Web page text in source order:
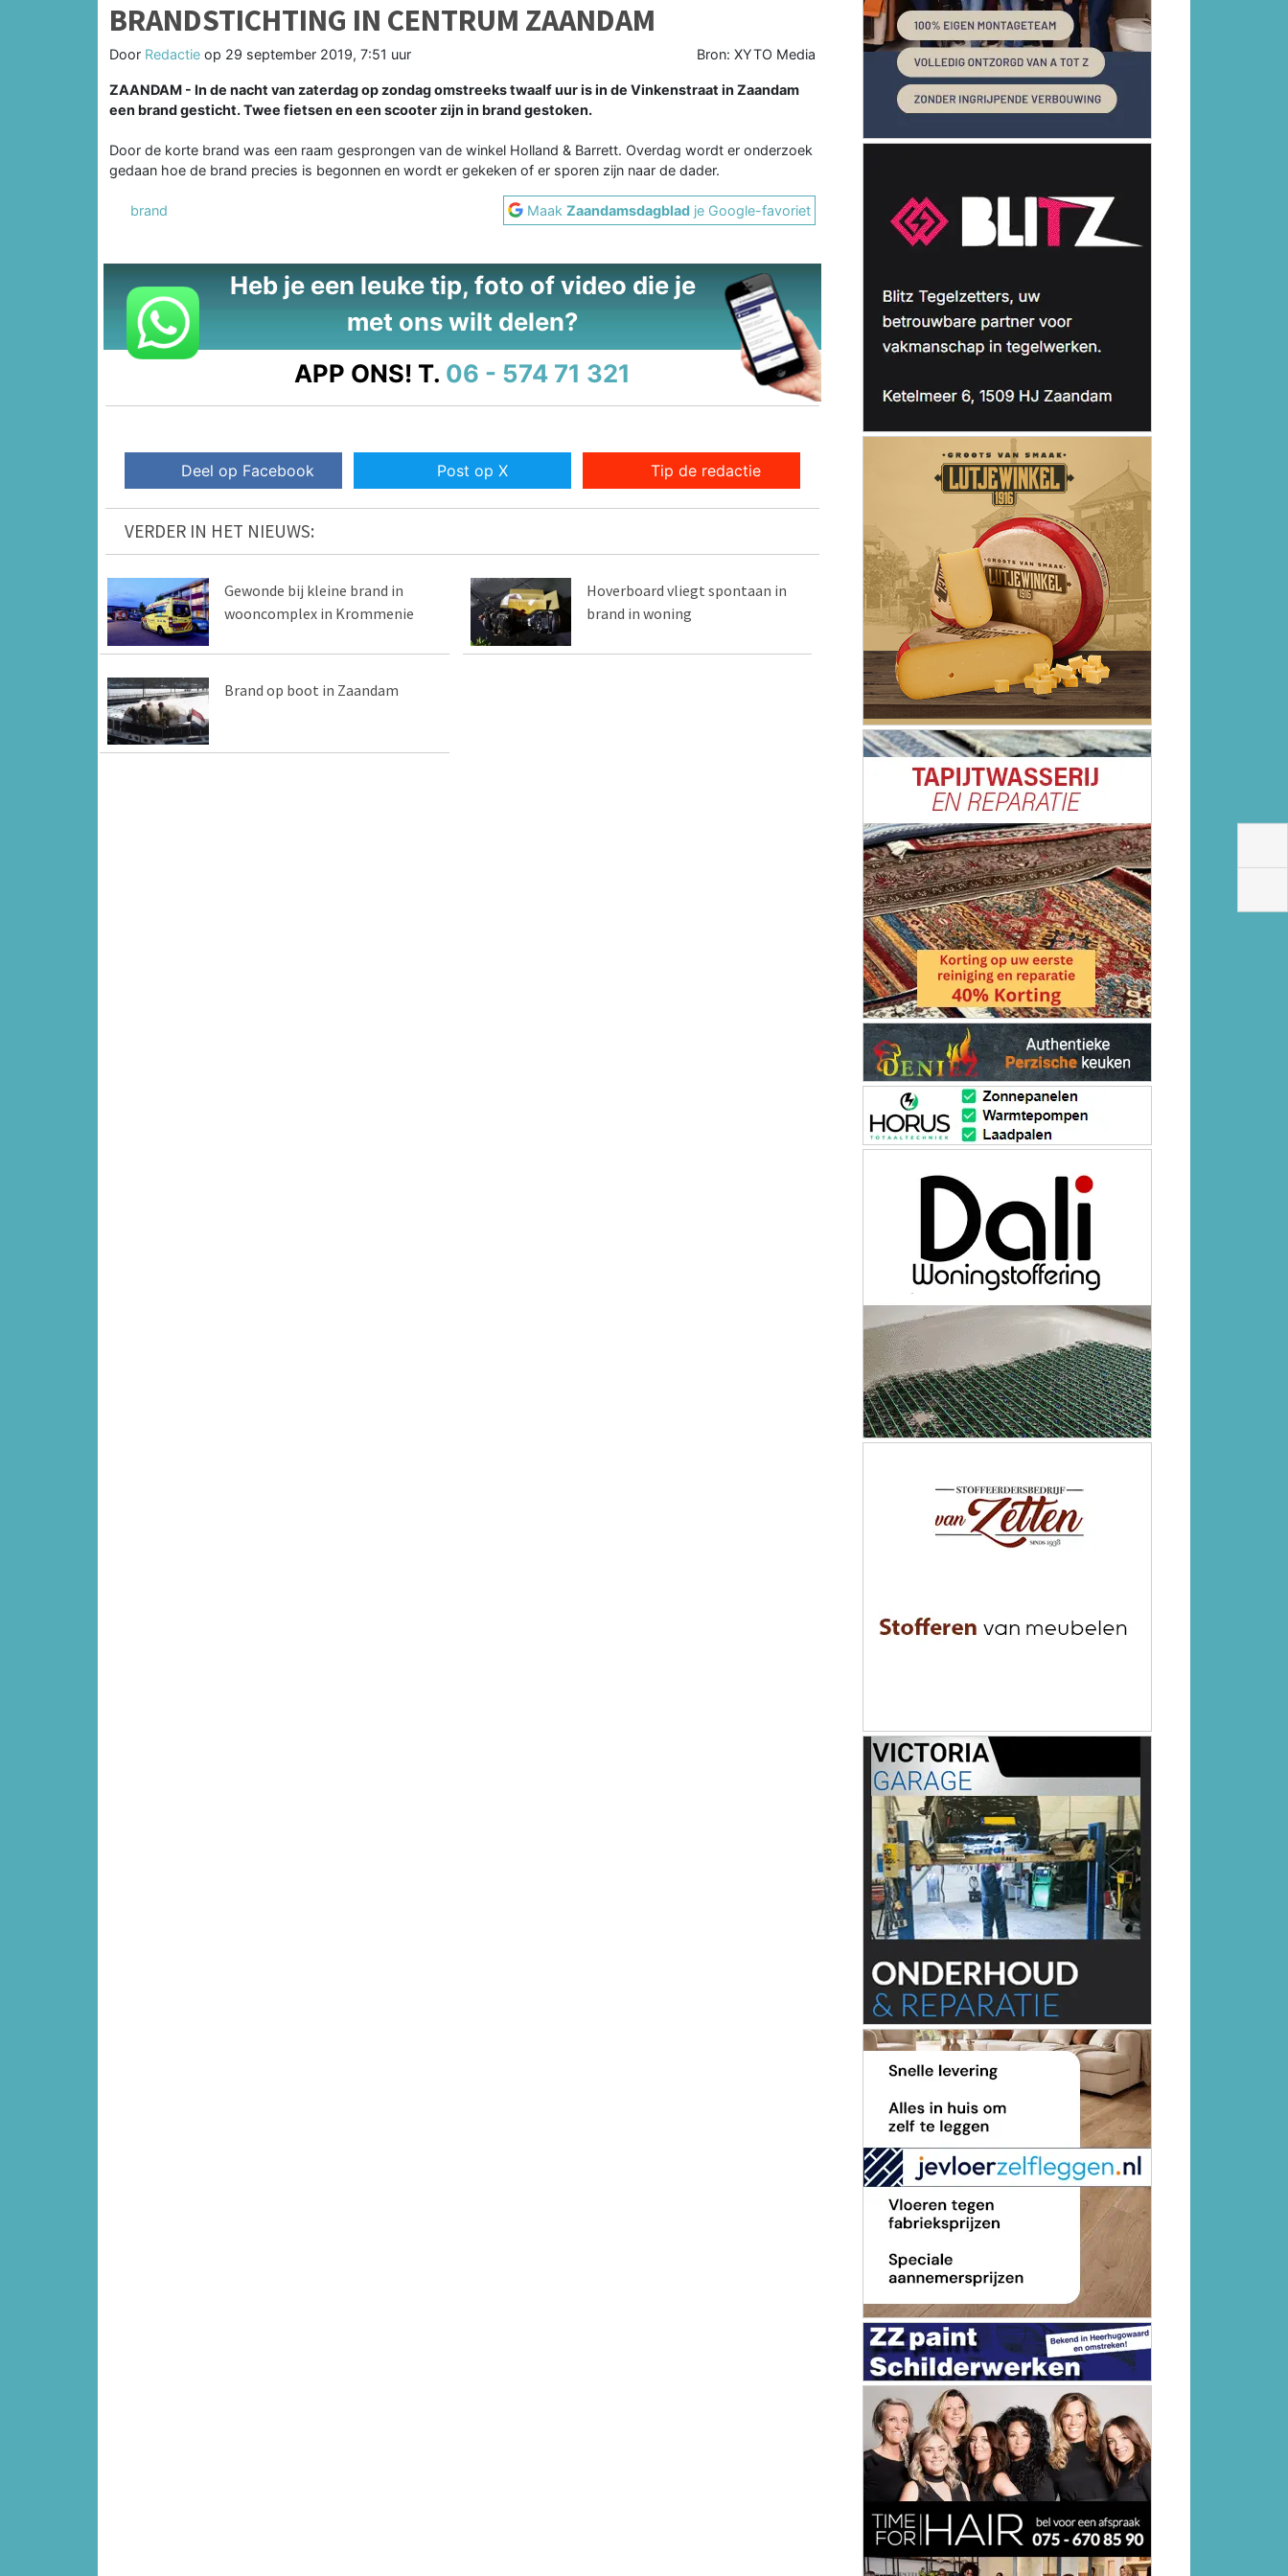
BRANDSTICHTING IN CENTRUM ZAANDAM
Door Redactie op 29 september 2019, 7:51 uur Bron: XYTO Media
ZAANDAM - In de nacht van zaterdag op zondag omstreeks twaalf uur is in de Vinkenstraat in Zaandam
een brand gesticht. Twee fietsen en een scooter zijn in brand gestoken.
Door de korte brand was een raam gesprongen van de winkel Holland & Barrett. Overdag wordt er onderzoek
gedaan hoe de brand precies is begonnen en wordt er gekeken of er sporen zijn naar de dader.
brand MaakZaandamsdagblad je Google-favoriet
Heb je een leuke tip, foto of video die je
met ons wilt delen?
APP ONS! T. 06 - 574 71 321
Deel op Facebook Post op X Tip de redactie
VERDER IN HET NIEUWS:
Gewonde bij kleine brand in
wooncomplex in Krommenie
Hoverboard vliegt spontaan in
brand in woning
Brand op boot in Zaandam